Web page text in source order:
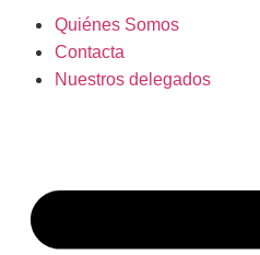
Quiénes Somos
Contacta
Nuestros delegados